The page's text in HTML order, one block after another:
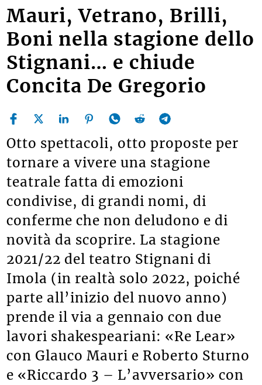
Mauri, Vetrano, Brilli,
Boni nella stagione dello
Stignani… e chiude
Concita De Gregorio
Otto spettacoli, otto proposte per
tornare a vivere una stagione
teatrale fatta di emozioni
condivise, di grandi nomi, di
conferme che non deludono e di
novità da scoprire. La stagione
2021/22 del teatro Stignani di
Imola (in realtà solo 2022, poiché
parte all’inizio del nuovo anno)
prende il via a gennaio con due
lavori shakespeariani: «Re Lear»
con Glauco Mauri e Roberto Sturno
e «Riccardo 3 – L’avversario» con